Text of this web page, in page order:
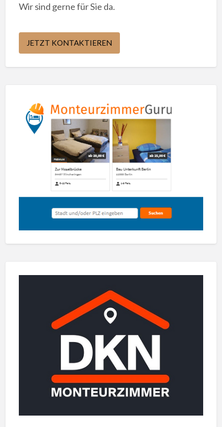
Wir sind gerne für Sie da.
JETZT KONTAKTIEREN